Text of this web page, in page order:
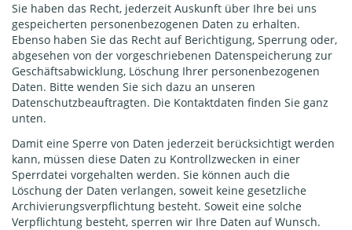
Sie haben das Recht, jederzeit Auskunft über Ihre bei uns
gespeicherten personenbezogenen Daten zu erhalten.
Ebenso haben Sie das Recht auf Berichtigung, Sperrung oder,
abgesehen von der vorgeschriebenen Datenspeicherung zur
Geschäftsabwicklung, Löschung Ihrer personenbezogenen
Daten. Bitte wenden Sie sich dazu an unseren
Datenschutzbeauftragten. Die Kontaktdaten finden Sie ganz
unten.
Damit eine Sperre von Daten jederzeit berücksichtigt werden
kann, müssen diese Daten zu Kontrollzwecken in einer
Sperrdatei vorgehalten werden. Sie können auch die
Löschung der Daten verlangen, soweit keine gesetzliche
Archivierungsverpflichtung besteht. Soweit eine solche
Verpflichtung besteht, sperren wir Ihre Daten auf Wunsch.